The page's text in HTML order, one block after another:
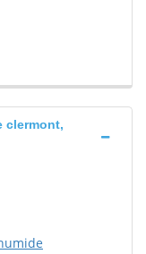
clermont,